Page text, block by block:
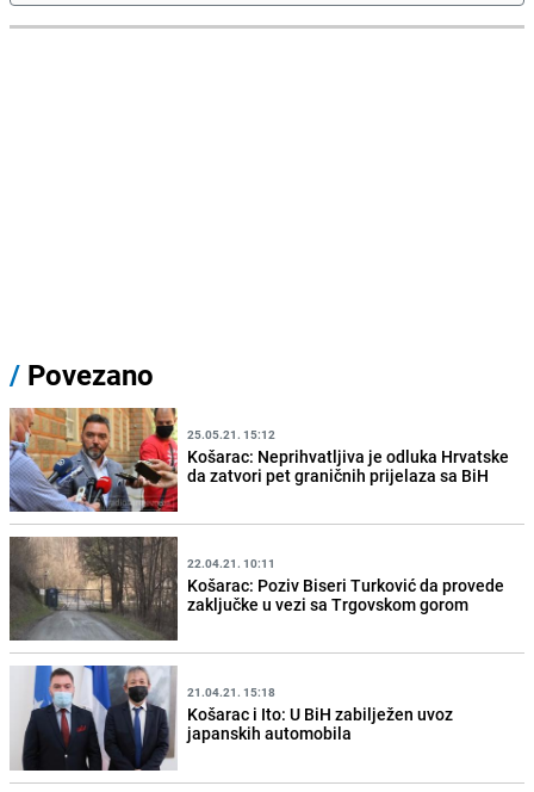
/ Povezano
25.05.21. 15:12
Košarac: Neprihvatljiva je odluka Hrvatske
da zatvori pet graničnih prijelaza sa BiH
22.04.21. 10:11
Košarac: Poziv Biseri Turković da provede
zaključke u vezi sa Trgovskom gorom
21.04.21. 15:18
Košarac i Ito: U BiH zabilježen uvoz
japanskih automobila